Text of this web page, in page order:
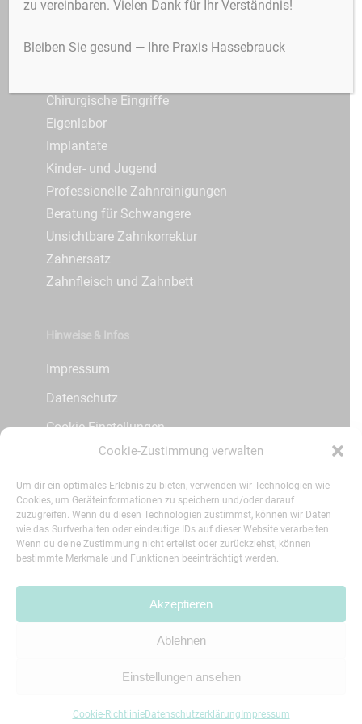
Cookie-Zustimmung verwalten
Um dir ein optimales Erlebnis zu bieten, verwenden wir Technologien wie
Cookies, um Geräteinformationen zu speichern und/oder darauf
zuzugreifen. Wenn du diesen Technologien zustimmst, können wir Daten
wie das Surfverhalten oder eindeutige IDs auf dieser Website verarbeiten.
Wenn du deine Zustimmung nicht erteilst oder zurückziehst, können
bestimmte Merkmale und Funktionen beeinträchtigt werden.
Akzeptieren
Ablehnen
Einstellungen ansehen
Cookie-RichtlinieDatenschutzerklärung Impressum
3D-Röntgen / DVT
Angstpatienten
Chirurgische Eingriffe
Eigenlabor
Implantate
Kinder- und Jugend
Professionelle Zahnreinigungen
Beratung für Schwangere
Unsichtbare Zahnkorrektur
Zahnersatz
Zahnfleisch und Zahnbett
Hinweise & Infos
Impressum
Datenschutz
Cookie Einstellungen
Patienteninfos
Social Media
Zahnfleischerkrankungen
3D-Röntgen
zu vereinbaren. Vielen Dank für Ihr Verständnis!
Bleiben Sie gesund — Ihre Praxis Hassebrauck